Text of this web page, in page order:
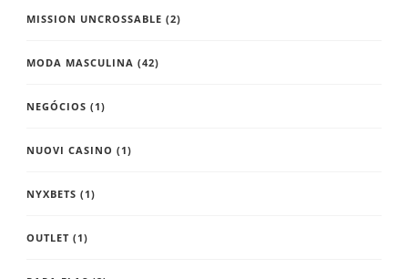
MISSION UNCROSSABLE (2)
MODA MASCULINA (42)
NEGÓCIOS (1)
NUOVI CASINO (1)
NYXBETS (1)
OUTLET (1)